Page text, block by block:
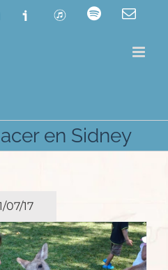
Ivoox ITunes Spotify
en Sidney
07/17